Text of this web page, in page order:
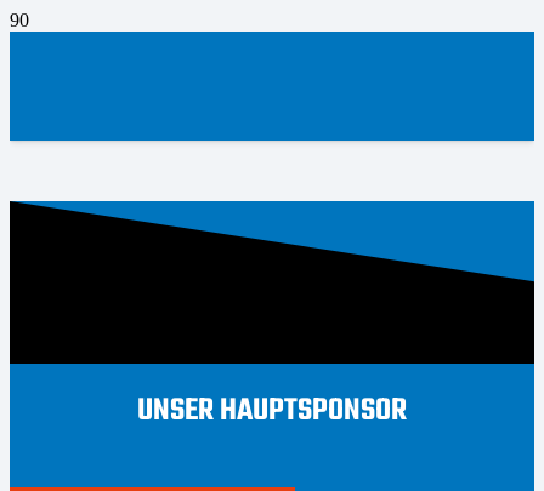
UNSER HAUPTSPONSOR